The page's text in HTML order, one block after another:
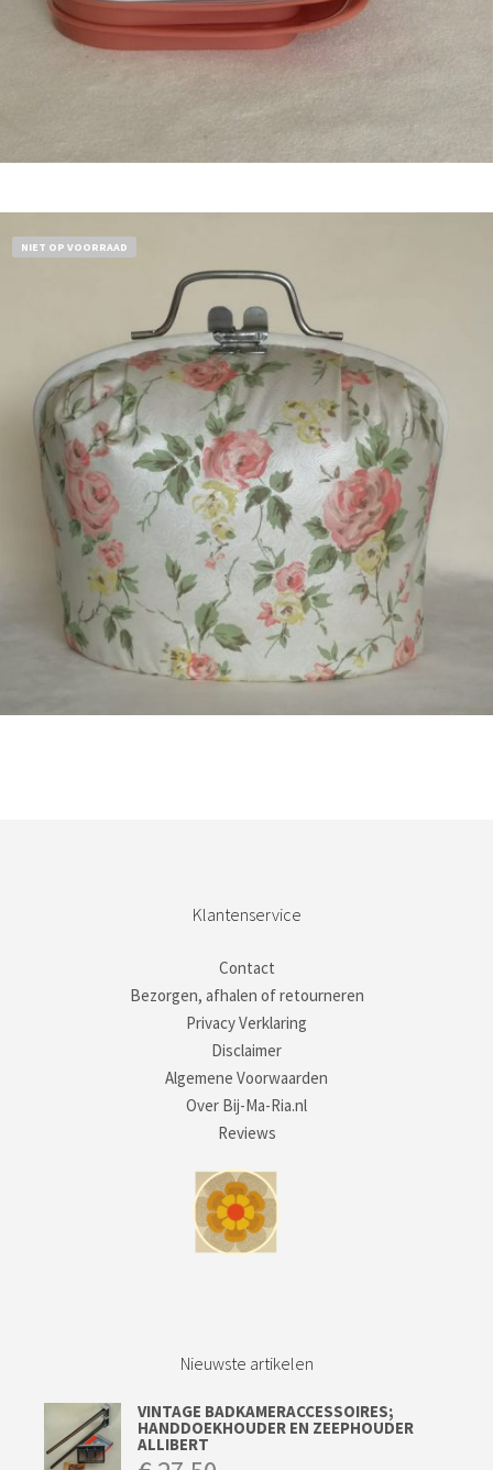
NIET OP VOORRAAD
Klantenservice
Contact
Bezorgen, afhalen of retourneren
Privacy Verklaring
Disclaimer
Algemene Voorwaarden
Over Bij-Ma-Ria.nl
Reviews
Nieuwste artikelen
VINTAGE BADKAMERACCESSOIRES;
HANDDOEKHOUDER EN ZEEPHOUDER
ALLIBERT